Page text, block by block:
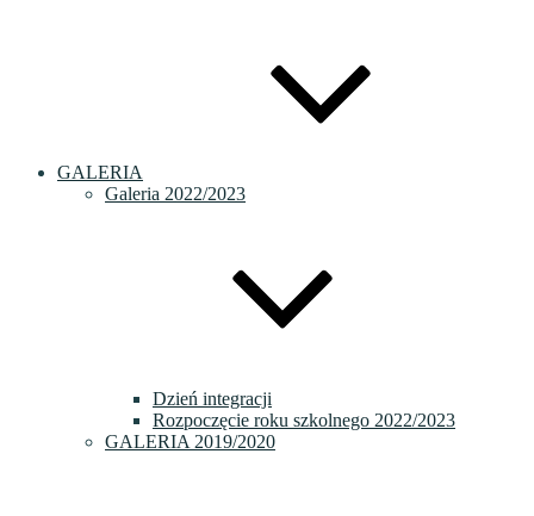
GALERIA
Galeria 2022/2023
Dzień integracji
Rozpoczęcie roku szkolnego 2022/2023
GALERIA 2019/2020